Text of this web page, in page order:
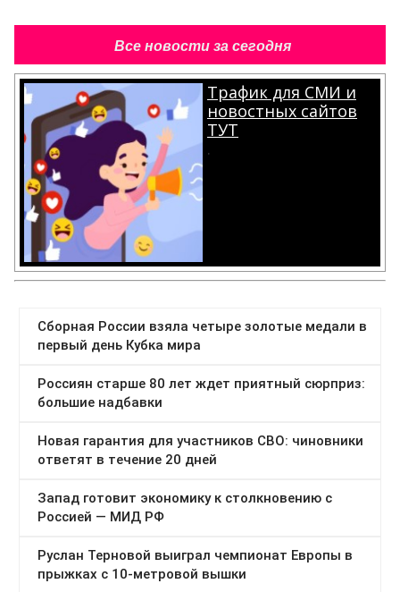
Все новости за сегодня
Трафик для СМИ и
новостных сайтов
ТУТ
.